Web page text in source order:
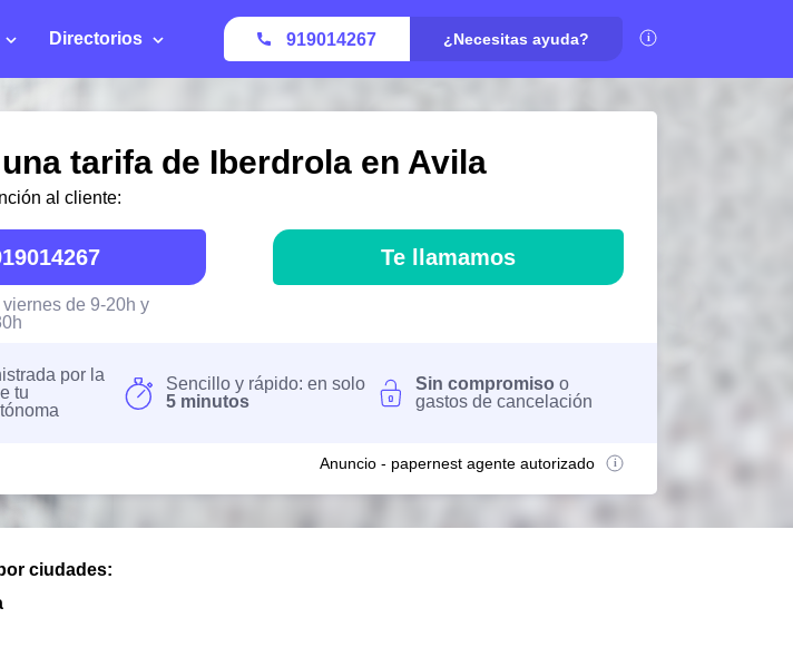
Directorios 919014267 ¿Necesitas ayuda?
tarifa de Iberdrola en Avila
al cliente:
de 9-20h y
Te llamamos
por la
tu
Sencillo y rápido: en solo
5 minutos
Sin compromiso o
gastos de cancelación
Anuncio - papernest agente autorizado
ciudades: